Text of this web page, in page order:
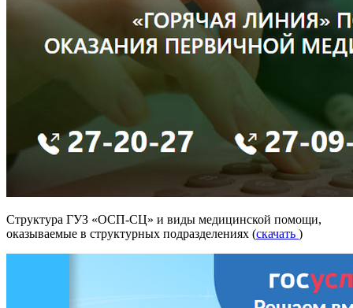
Структура ГУЗ «ОСП-СЦ» и виды медицинской помощи,
оказываемые в структурных подразделениях (скачать )